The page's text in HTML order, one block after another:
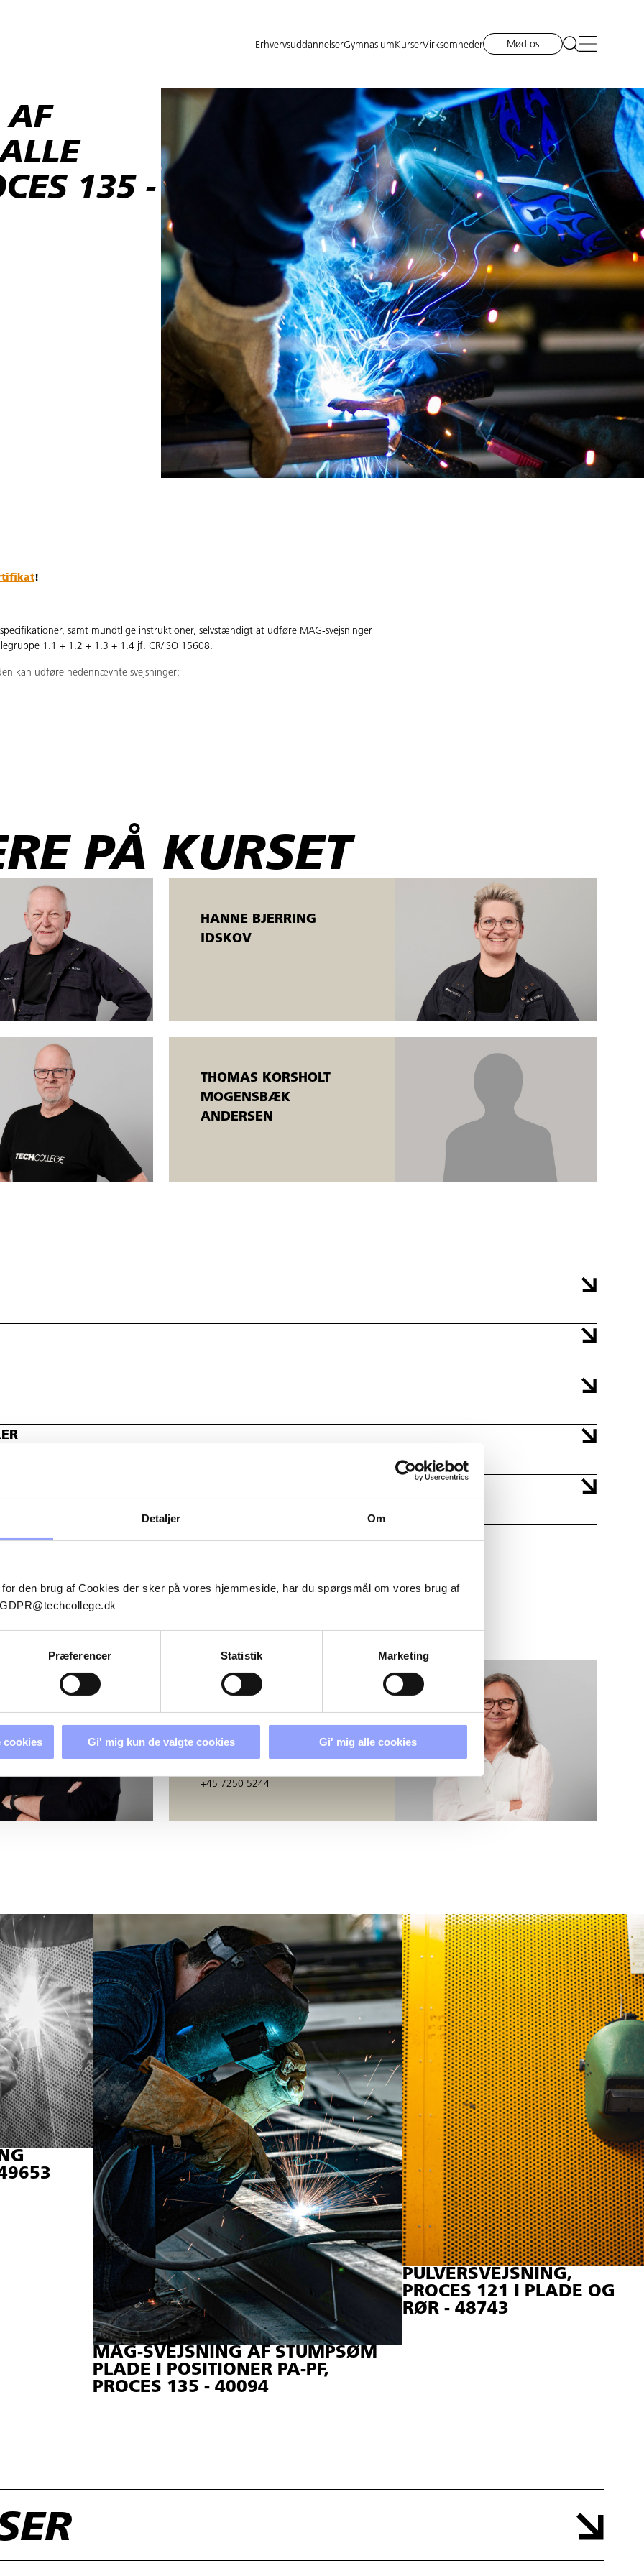
Detaljer Om
den brug af Cookies der sker på vores hjemmeside, har du spørgsmål om vores brug af
Præferencer Statistik Marketing
cookies Gi' mig kun de valgte cookies Gi' mig alle cookies
ErhvervsuddannelserGymnasium KurserVirksomheder Mød os
AF
135 -
!
samt mundtlige instruktioner, selvstændigt at udføre MAG-svejsninger
1.1 + 1.2 + 1.3 + 1.4 jf. CR/ISO 15608.
kan udføre nedennævnte svejsninger:
udarbejdet efter gældende DS/EN/ISO-standarder.
erfaring at udføre den beskrevne obligatoriske prøve i DS 322 punkt 4.5. tabel 2 + 4 + 5.
og ledige. Åbent værksted betyder, at
niveauer, og kursisterne bliver undervist individuelt. Uddannelsen afsluttes, når den
PÅ KURSET
HANNE BJERRING
IDSKOV
THOMAS KORSHOLT
MOGENSBÆK
ANDERSEN
Uddannelsessekretær
bj@techcollege.dk
+45 7250 5244
MAG-SVEJSNING AF STUMPSØM
PLADE I POSITIONER PA-PF,
PROCES 135 - 40094
PULVERSVEJSNING,
PROCES 121 I PLADE OG
RØR - 48743